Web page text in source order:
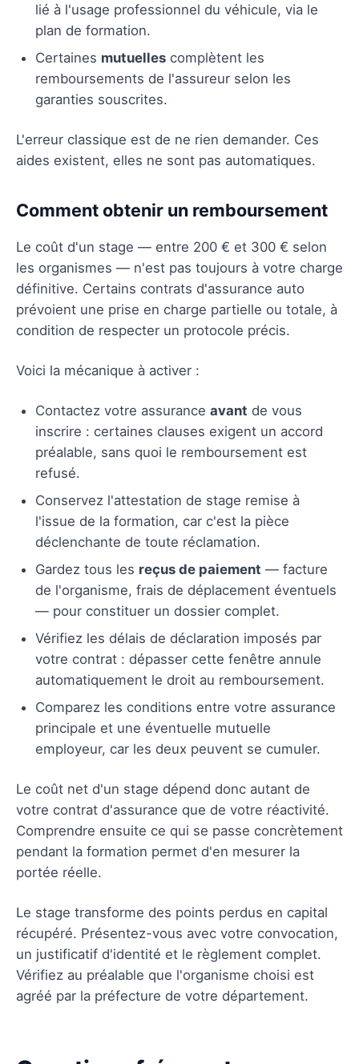
lié à l'usage professionnel du véhicule, via le
plan de formation.
Certaines mutuelles complètent les
remboursements de l'assureur selon les
garanties souscrites.
L'erreur classique est de ne rien demander. Ces
aides existent, elles ne sont pas automatiques.
Comment obtenir un remboursement
Le coût d'un stage — entre 200 € et 300 € selon
les organismes — n'est pas toujours à votre charge
définitive. Certains contrats d'assurance auto
prévoient une prise en charge partielle ou totale, à
condition de respecter un protocole précis.
Voici la mécanique à activer :
Contactez votre assurance avant de vous
inscrire : certaines clauses exigent un accord
préalable, sans quoi le remboursement est
refusé.
Conservez l'attestation de stage remise à
l'issue de la formation, car c'est la pièce
déclenchante de toute réclamation.
Gardez tous les reçus de paiement — facture
de l'organisme, frais de déplacement éventuels
— pour constituer un dossier complet.
Vérifiez les délais de déclaration imposés par
votre contrat : dépasser cette fenêtre annule
automatiquement le droit au remboursement.
Comparez les conditions entre votre assurance
principale et une éventuelle mutuelle
employeur, car les deux peuvent se cumuler.
Le coût net d'un stage dépend donc autant de
votre contrat d'assurance que de votre réactivité.
Comprendre ensuite ce qui se passe concrètement
pendant la formation permet d'en mesurer la
portée réelle.
Le stage transforme des points perdus en capital
récupéré. Présentez-vous avec votre convocation,
un justificatif d'identité et le règlement complet.
Vérifiez au préalable que l'organisme choisi est
agréé par la préfecture de votre département.